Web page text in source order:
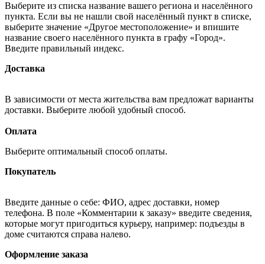
Выберите из списка название вашего региона и населённого
пункта. Если вы не нашли свой населённый пункт в списке,
выберите значение «Другое местоположение» и впишите
название своего населённого пункта в графу «Город».
Введите правильный индекс.
Доставка
В зависимости от места жительства вам предложат варианты
доставки. Выберите любой удобный способ.
Оплата
Выберите оптимальный способ оплаты.
Покупатель
Введите данные о себе: ФИО, адрес доставки, номер
телефона. В поле «Комментарии к заказу» введите сведения,
которые могут пригодиться курьеру, например: подъезды в
доме считаются справа налево.
Оформление заказа